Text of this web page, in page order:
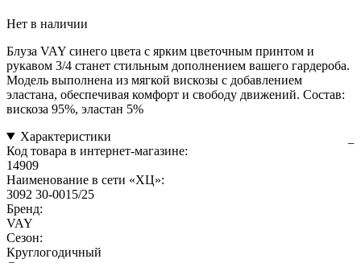
Нет в наличии
Блуза VAY синего цвета с ярким цветочным принтом и
рукавом 3/4 станет стильным дополнением вашего гардероба.
Модель выполнена из мягкой вискозы с добавлением
эластана, обеспечивая комфорт и свободу движений. Состав:
вискоза 95%, эластан 5%
Характеристики
Код товара в интернет-магазине:
14909
Наименование в сети «ХЦ»:
3092 30-0015/25
Бренд:
VAY
Сезон:
Круглогодичный